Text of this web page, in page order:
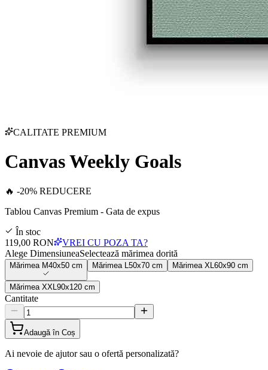
CALITATE PREMIUM
Canvas Weekly Goals
🔥 -20% REDUCERE
Tablou Canvas Premium - Gata de expus
În stoc
119,00 RON
VREI CU POZA TA?
Alege DimensiuneaSelectează mărimea dorită
Mărimea M40x50 cm Mărimea 50x70 cm Mărimea XL 60x90 cm
Mărimea XXL 90x120 cm
Cantitate
Adaugă în Coș
Ai nevoie de ajutor sau o ofertă personalizată?